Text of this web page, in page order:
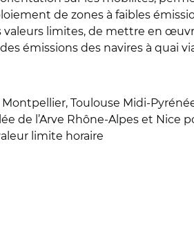
de zones à faibles
limites, de mettre en
émissions des navires à quai
Toulouse Midi-
de l’Arve Rhône-Alpes et
limite horaire